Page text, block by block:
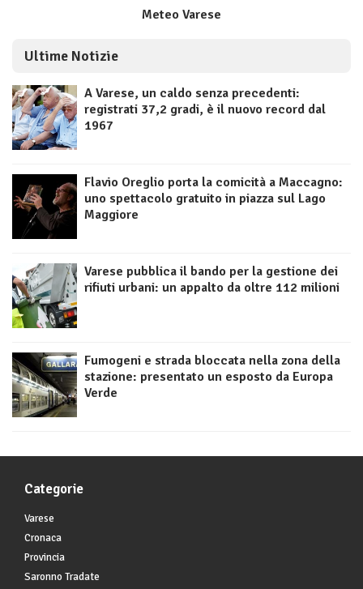
Meteo Varese
Ultime Notizie
A Varese, un caldo senza precedenti:
registrati 37,2 gradi, è il nuovo record dal
1967
Flavio Oreglio porta la comicità a Maccagno:
uno spettacolo gratuito in piazza sul Lago
Maggiore
Varese pubblica il bando per la gestione dei
rifiuti urbani: un appalto da oltre 112 milioni
Fumogeni e strada bloccata nella zona della
stazione: presentato un esposto da Europa
Verde
Categorie
Varese
Cronaca
Provincia
Saronno Tradate